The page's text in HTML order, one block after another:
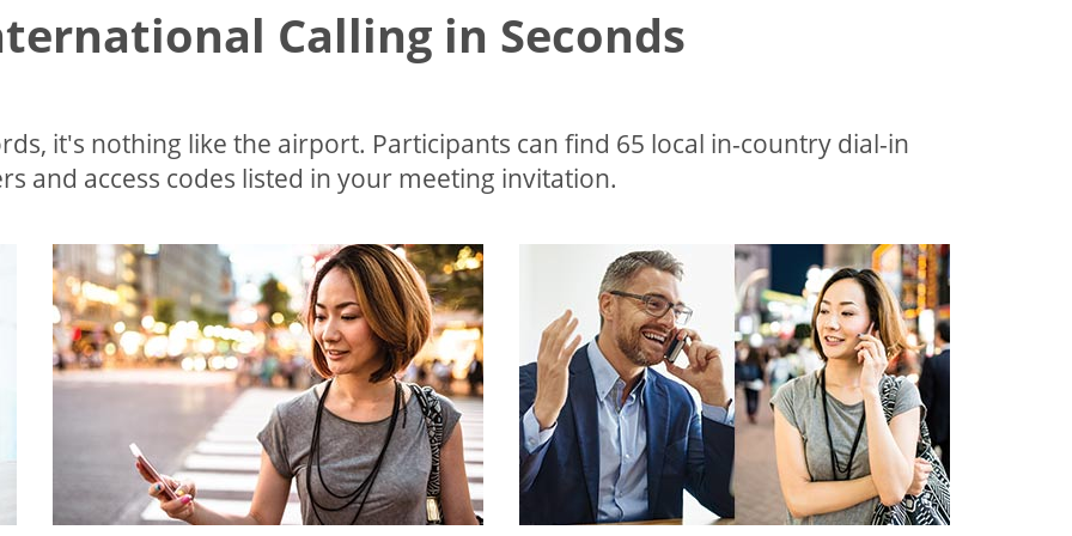
Calling in Seconds
it's nothing like the airport. Participants can find 65 local in-country dial-in
and access codes listed in your meeting invitation.